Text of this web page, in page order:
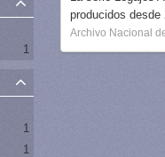
1
1
1
producidos desde
Archivo Nacional